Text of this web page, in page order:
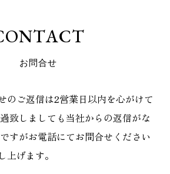
ONTACT
お問合せ
のご返信は2営業日以内を心がけて
致しましても当社からの返信がな
すがお電話にてお問合せください
上げます。